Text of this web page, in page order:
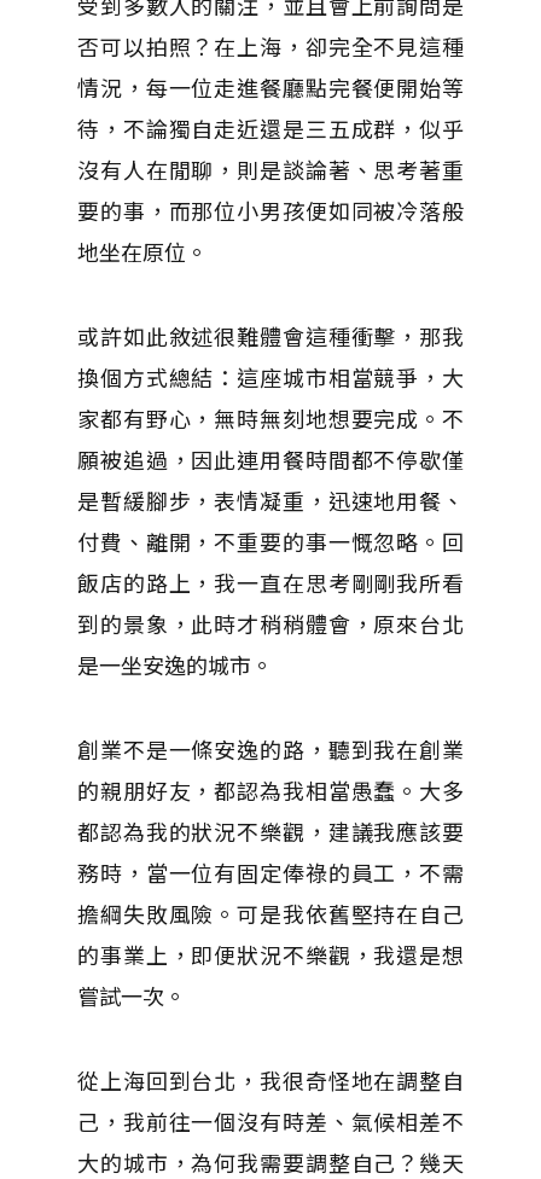
否可以拍照？在上海，卻完全不見這種
情況，每一位走進餐廳點完餐便開始等
待，不論獨自走近還是三五成群，似乎
沒有人在閒聊，則是談論著、思考著重
要的事，而那位小男孩便如同被冷落般
地坐在原位。
或許如此敘述很難體會這種衝擊，那我
換個方式總結：這座城市相當競爭，大
家都有野心，無時無刻地想要完成。不
願被追過，因此連用餐時間都不停歇僅
是暫緩腳步，表情凝重，迅速地用餐、
付費、離開，不重要的事一慨忽略。回
飯店的路上，我一直在思考剛剛我所看
到的景象，此時才稍稍體會，原來台北
是一坐安逸的城市。
創業不是一條安逸的路，聽到我在創業
的親朋好友，都認為我相當愚蠢。大多
都認為我的狀況不樂觀，建議我應該要
務時，當一位有固定俸祿的員工，不需
擔綱失敗風險。可是我依舊堅持在自己
的事業上，即便狀況不樂觀，我還是想
嘗試一次。
從上海回到台北，我很奇怪地在調整自
己，我前往一個沒有時差、氣候相差不
大的城市，為何我需要調整自己？幾天